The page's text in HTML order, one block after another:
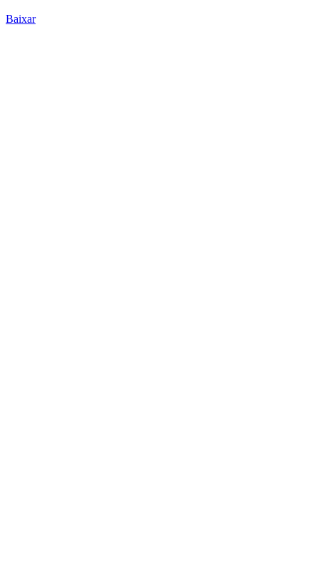
Baixar